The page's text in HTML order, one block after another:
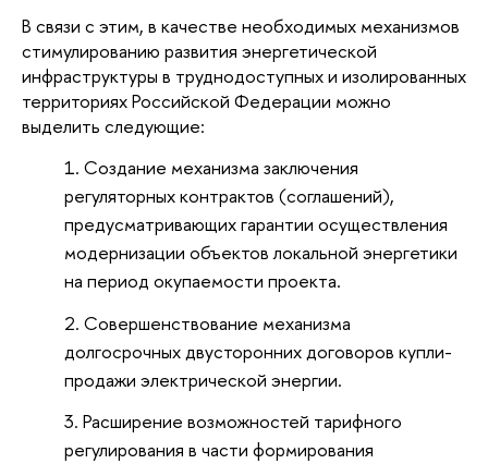
В связи с этим, в качестве необходимых механизмов
стимулированию развития энергетической
инфраструктуры в труднодоступных и изолированных
территориях Российской Федерации можно
выделить следующие:
Создание механизма заключения
регуляторных контрактов (соглашений),
предусматривающих гарантии осуществления
модернизации объектов локальной энергетики
на период окупаемости проекта.
Совершенствование механизма
долгосрочных двусторонних договоров купли-
продажи электрической энергии.
Расширение возможностей тарифного
регулирования в части формирования